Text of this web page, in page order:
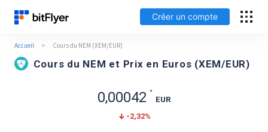
Créer un compte
Créer un compte
English
Accueil > Cours du NEM (XEM/EUR)
Cours du NEM et Prix en Euros (XEM/EUR)
0,00042 *
EUR
-2,32%